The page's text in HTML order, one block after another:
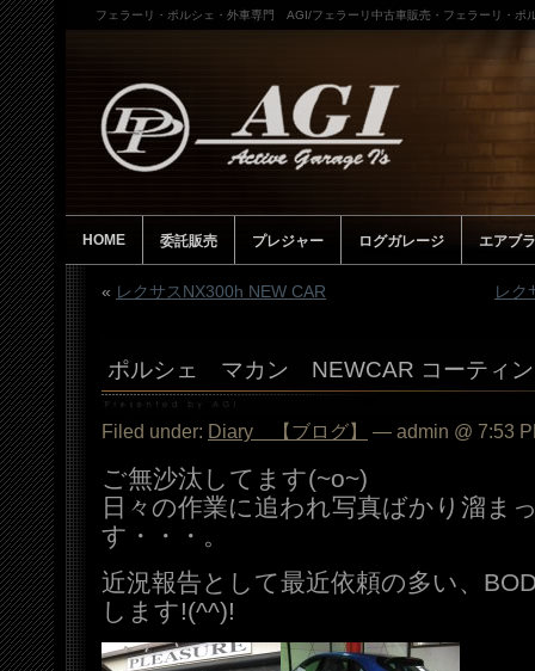
フェラーリ・ポルシェ・外車専門 AGI/フェラーリ中古車販売・フェラーリ・ポ
HOME 委託販売 プレジャー ログガレージ エアブ
« レクサスNX300h NEW CAR レ
ポルシェ マカン NEWCAR コーテ
Filed under: Diary 【ブログ】 — admin @ 7:53
ご無沙汰してます(~o~)
日々の作業に追われ写真ばかり溜ま
す・・・。
近況報告として最近依頼の多い、
します!(^^)!